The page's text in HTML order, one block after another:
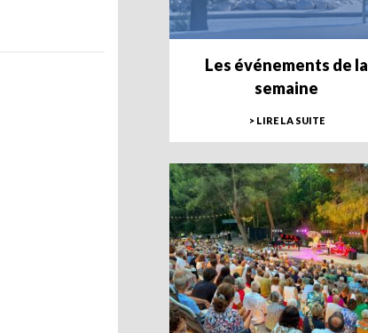
Les événements de la
semaine
> LIRE LA SUITE